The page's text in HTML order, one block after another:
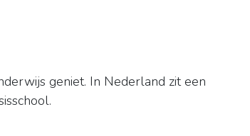
geniet. In Nederland zit een